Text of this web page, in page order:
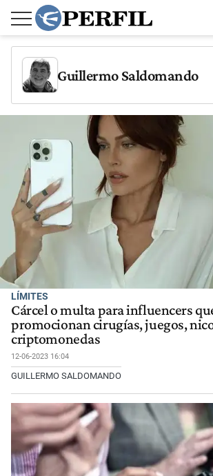
Guillermo Saldomando
LÍMITES
Cárcel o multa para influencers
promocionan cirugías, juegos,
criptomonedas
12-06-2023 16:04
GUILLERMO SALDOMANDO